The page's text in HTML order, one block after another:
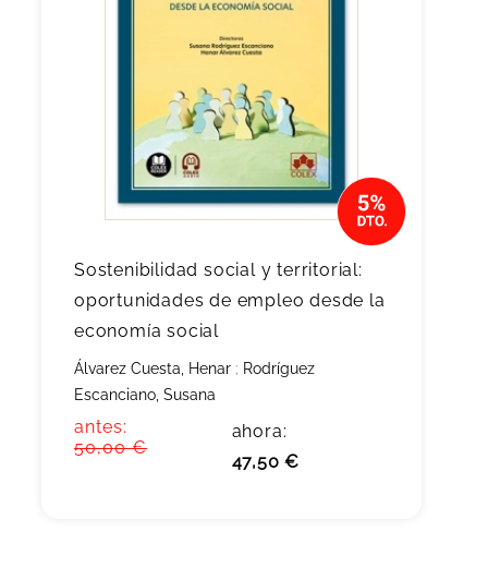
Sostenibilidad social y territorial:
oportunidades de empleo desde la
economía social
Álvarez Cuesta, Henar ; Rodríguez
Escanciano, Susana
antes:
50,00 €
ahora:
47,50 €